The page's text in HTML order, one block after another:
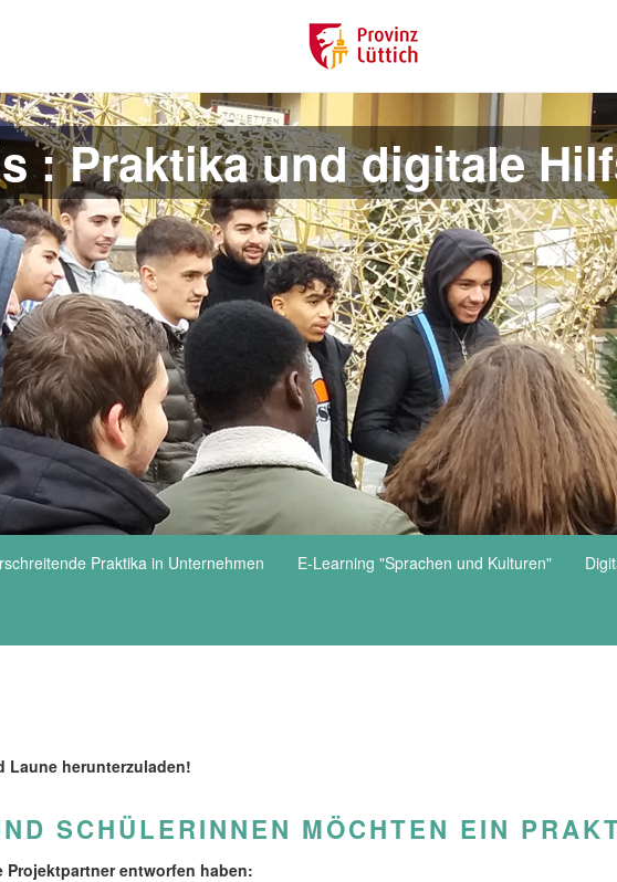
: Praktika und digitale
Praktika in Unternehmen E-Learning "Sprachen und Kulturen"
Laune herunterzuladen!
SCHÜLERINNEN MÖCHTEN EIN
Projektpartner entworfen haben: